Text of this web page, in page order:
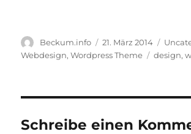
Autor
Beckum.info
Veröffentlicht
am
21. März 2014
Webdesign,Wordpress Theme design,
Schreibe einen